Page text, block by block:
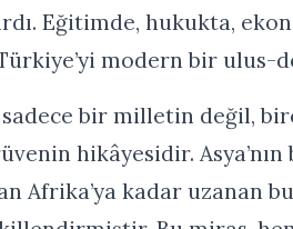
Eğitimde, hukukta,
modern bir ulus-
bir milletin değil,
hikâyesidir.
Afrika’ya kadar uzanan